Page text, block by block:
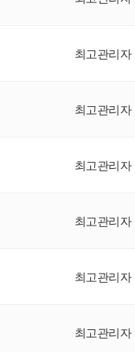
최고관리자
최고관리자
최고관리자
최고관리자
최고관리자
최고관리자